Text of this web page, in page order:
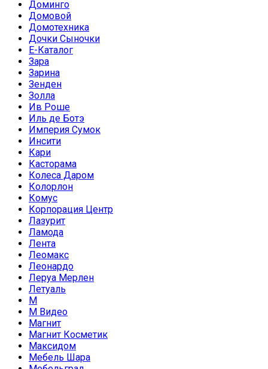
Доминго
Домовой
Домотехника
Дочки Сыночки
Е-Каталог
Зара
Зарина
Зенден
Золла
Ив Роше
Иль де Ботэ
Империя Сумок
Инсити
Кари
Касторама
Колеса Даром
Колорлон
Комус
Корпорация Центр
Лазурит
Ламода
Лента
Леомакс
Леонардо
Леруа Мерлен
Летуаль
М
М Видео
Магнит
Магнит Косметик
Максидом
Мебель Шара